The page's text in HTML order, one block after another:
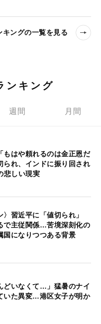
キングの一覧を見る
ンキング
週間 月間
もはや頼れるのは金正恩だ
れ、インドに振り回され
悲しい現実
〉習近平に「値切られ」
で主従関係…苦境深刻化の
国になりつつある背景
どいなくて…」猛暑のナイ
いた異変…港区女子が明か